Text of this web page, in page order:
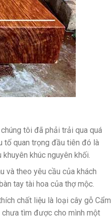
tôi đã phải trải qua quá
tố quan trọng đầu tiên đó là
khúc nguyên khối.
và theo yêu cầu của khách
tay tài hoa của thợ mộc.
chất liệu là loại cây gỗ Cẩm
tìm được cho mình một